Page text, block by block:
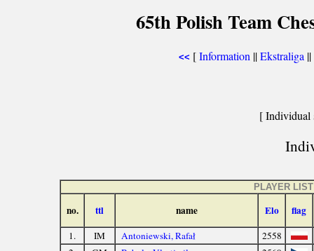
65th Polish Team
<< [Information ||Ekstraliga ||
[ Individual
PLAYER
no. ttl name Elo flag
1. IM Antoniewski, Rafał
2558